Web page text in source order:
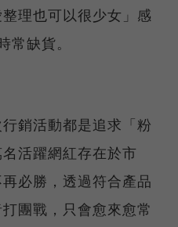
理也可以很少女」感
常缺貨。
銷活動都是追求「粉
活躍網紅存在於市
必勝，透過符合產品
團戰，只會愈來愈常